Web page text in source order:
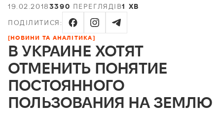
19.02.20183390 ПЕРЕГЛЯДІВ1 ХВ
ПОДІЛИТИСЯ:
[НОВИНИ ТА АНАЛІТИКА]
В УКРАИНЕ ХОТЯТ
ОТМЕНИТЬ ПОНЯТИЕ
ПОСТОЯННОГО
ПОЛЬЗОВАНИЯ НА ЗЕМЛЮ